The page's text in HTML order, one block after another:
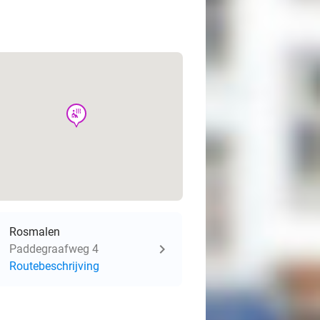
wellness
Rosmalen
Paddegraafweg 4
Routebeschrijving